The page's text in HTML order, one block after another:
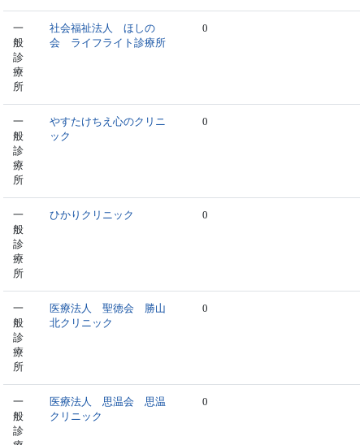
一
般
診
療
所
社会福祉法人 ほしの
会 ライフライト診療所
0
一
般
診
療
所
やすたけちえ心のクリニ
ック
0
一
般
診
療
所
ひかりクリニック 0
一
般
診
療
所
医療法人 聖徳会 勝山
北クリニック
0
一
般
診
医療法人 思温会 思温
クリニック
0